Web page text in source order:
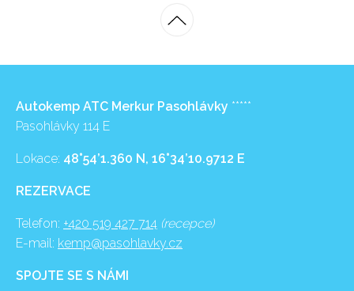
Autokemp ATC Merkur Pasohlávky *****
Pasohlávky 114 E
Lokace: 48°54’1.360 N, 16°34’10.9712 E
REZERVACE
Telefon: +420 519 427 714 (recepce)
E-mail: kemp@pasohlavky.cz
SPOJTE SE S NÁMI